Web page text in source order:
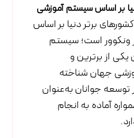
بر اساس سیستم آموزشی
برتر دنیا بر اساس
ونکوور است؛ سیستم
یکی از برترین و
جهان شناخته
جوانان به‌عنوان
آماده به انجام